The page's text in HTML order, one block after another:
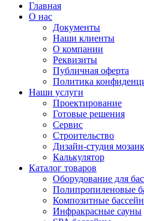
Главная
О нас
Документы
Наши клиенты
О компании
Реквизиты
Публичная оферта
Политика
Наши услуги
Проектирование
Готовые решения
Сервис
Строительство
Дизайн-студия
Калькулятор
Каталог товаров
Оборудование для
Полипропиленовые
Композитные
Инфракрасные сауны